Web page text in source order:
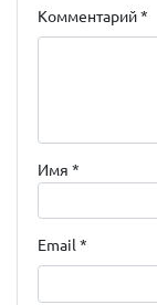
Комментарий*
Имя *
Email*